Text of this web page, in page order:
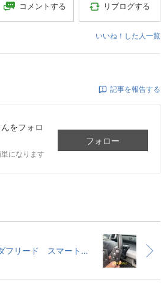
コメントする リブログする
いいね！した人一覧
記事を報告する
をフォロ
になります
フォロー
ホンダフリード スマートキー追加作業 富山の鍵屋